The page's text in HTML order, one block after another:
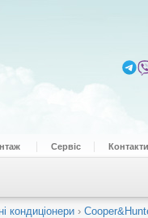
Сервіс Контакти
кондиціонери ›